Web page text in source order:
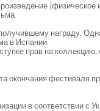
награду.
в Испании.
прав на
окончания фестиваля
в соответствии с